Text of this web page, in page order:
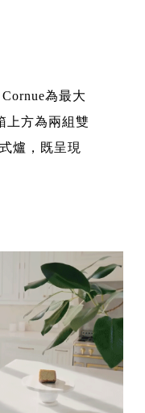
為最大
上方為兩組雙
爐，既呈現